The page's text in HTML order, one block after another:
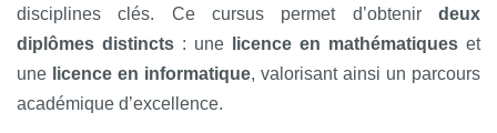
disciplines clés. Ce cursus permet d’obtenir deux
diplômes distincts : une licence en mathématiques et
une licence en informatique, valorisant ainsi un parcours
académique d’excellence.